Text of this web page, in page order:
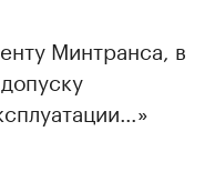
Минтранса, в